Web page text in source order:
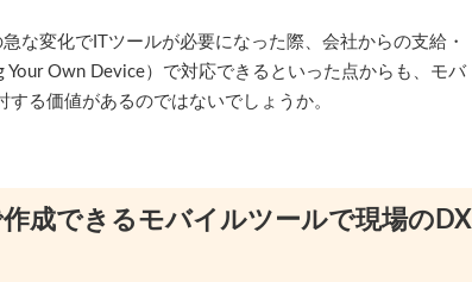
な変化でITツールが必要になった際、会社からの支給・
Own Device）で対応できるといった点からも、モバ
る価値があるのではないでしょうか。
成できるモバイルツールで現場のDX